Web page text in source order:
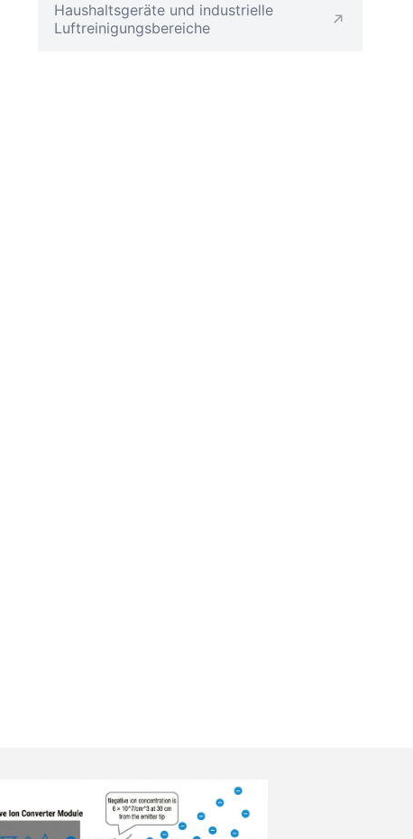
Haushaltsgeräte und industrielle
Luftreinigungsbereiche